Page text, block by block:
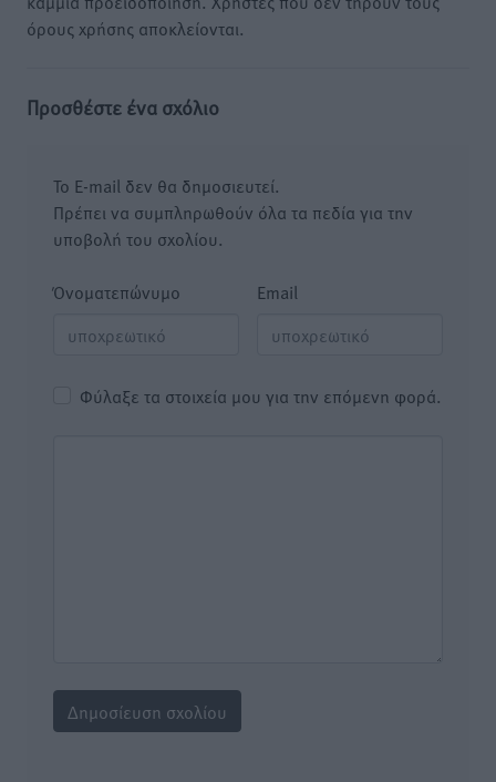
όρους χρήσης αποκλείονται.
Προσθέστε ένα σχόλιο
Το E-mail δεν θα δημοσιευτεί.
Πρέπει να συμπληρωθούν όλα τα πεδία για την
υποβολή του σχολίου.
Όνοματεπώνυμο Email
Φύλαξε τα στοιχεία μου για την επόμενη φορά.